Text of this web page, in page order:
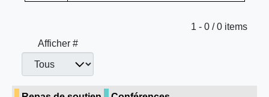
Limite de la pagination
1 - 0 / 0 items
Afficher #